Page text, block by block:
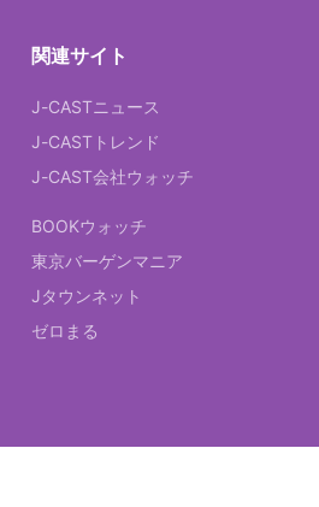
関連サイト
J-CASTニュース
J-CASTトレンド
J-CAST会社ウォッチ
BOOKウォッチ
東京バーゲンマニア
Jタウンネット
ゼロまる